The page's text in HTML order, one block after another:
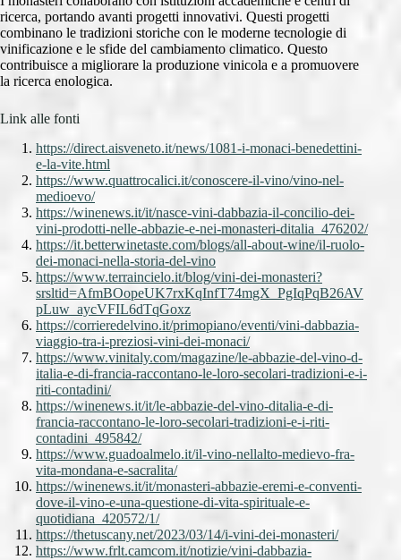
ricerca, portando avanti progetti innovativi. Questi progetti
combinano le tradizioni storiche con le moderne tecnologie di
vinificazione e le sfide del cambiamento climatico. Questo
contribuisce a migliorare la produzione vinicola e a promuovere
la ricerca enologica.
Link alle fonti
https://direct.aisveneto.it/news/1081-i-monaci-benedettini-
e-la-vite.html
https://www.quattrocalici.it/conoscere-il-vino/vino-nel-
medioevo/
https://winenews.it/it/nasce-vini-dabbazia-il-concilio-dei-
vini-prodotti-nelle-abbazie-e-nei-monasteri-ditalia_476202/
https://it.betterwinetaste.com/blogs/all-about-wine/il-ruolo-
dei-monaci-nella-storia-del-vino
https://www.terraincielo.it/blog/vini-dei-monasteri?
srsltid=AfmBOopeUK7rxKqInfT74mgX_PgIqPqB26AV
pLuw_aycVFIL6dTqGoxz
https://corrieredelvino.it/primopiano/eventi/vini-dabbazia-
viaggio-tra-i-preziosi-vini-dei-monaci/
https://www.vinitaly.com/magazine/le-abbazie-del-vino-d-
italia-e-di-francia-raccontano-le-loro-secolari-tradizioni-e-i-
riti-contadini/
https://winenews.it/it/le-abbazie-del-vino-ditalia-e-di-
francia-raccontano-le-loro-secolari-tradizioni-e-i-riti-
contadini_495842/
https://www.guadoalmelo.it/il-vino-nellalto-medievo-fra-
vita-mondana-e-sacralita/
https://winenews.it/it/monasteri-abbazie-eremi-e-conventi-
dove-il-vino-e-una-questione-di-vita-spirituale-e-
quotidiana_420572/1/
https://thetuscany.net/2023/03/14/i-vini-dei-monasteri/
https://www.frlt.camcom.it/notizie/vini-dabbazia-